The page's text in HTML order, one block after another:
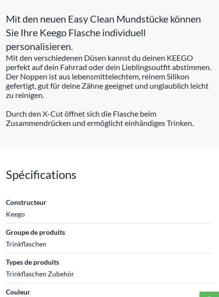
Mit den neuen Easy Clean Mundstücke können
Sie Ihre Keego Flasche individuell
personalisieren.
Mit den verschiedenen Düsen kannst du deinen KEEGO
perfekt auf dein Fahrrad oder dein Lieblingsoutfit abstimmen.
Der Noppen ist aus lebensmittelechtem, reinem Silikon
gefertigt, gut für deine Zähne geeignet und unglaublich leicht
zu reinigen.
Durch den X-Cut öffnet sich die Flasche beim
Zusammendrücken und ermöglicht einhändiges Trinken.
Spécifications
Constructeur
Keego
Groupe de produits
Trinkflaschen
Types de produits
Trinkflaschen Zubehör
Couleur